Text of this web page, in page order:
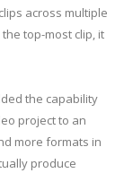
across multiple
top-most clip, it
the capability
project to an
more formats in
produce